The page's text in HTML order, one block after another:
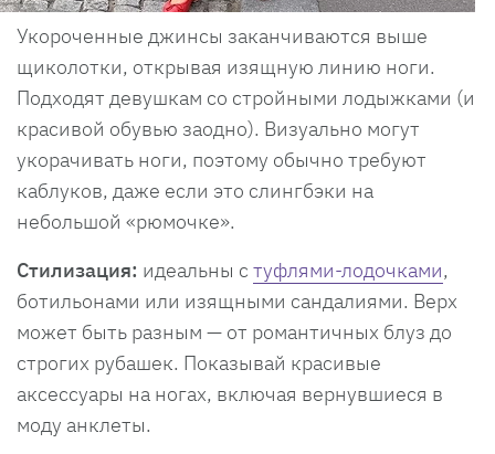
Укороченные джинсы заканчиваются выше
щиколотки, открывая изящную линию ноги.
Подходят девушкам со стройными лодыжками (и
красивой обувью заодно). Визуально могут
укорачивать ноги, поэтому обычно требуют
каблуков, даже если это слингбэки на
небольшой «рюмочке».
Стилизация: идеальны с туфлями-лодочками,
ботильонами или изящными сандалиями. Верх
может быть разным — от романтичных блуз до
строгих рубашек. Показывай красивые
аксессуары на ногах, включая вернувшиеся в
моду анклеты.